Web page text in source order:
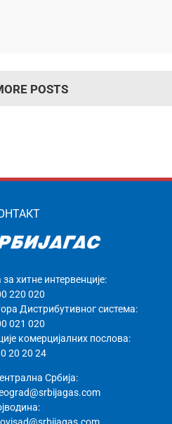
POSTS
хитне интервенције:
220 020
Дистрибутивног система:
021 020
комерцијалних послова:
20 20 24
Србија: